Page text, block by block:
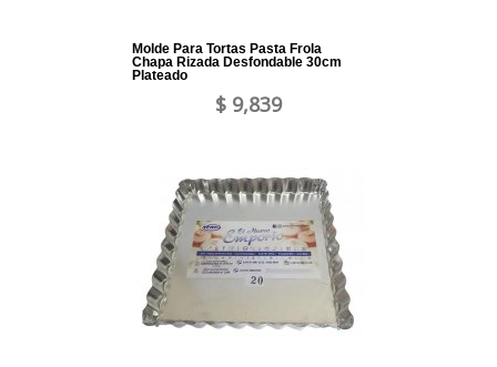
Molde Para Tortas Pasta Frola
Chapa Rizada Desfondable 30cm
Plateado
$ 9,839